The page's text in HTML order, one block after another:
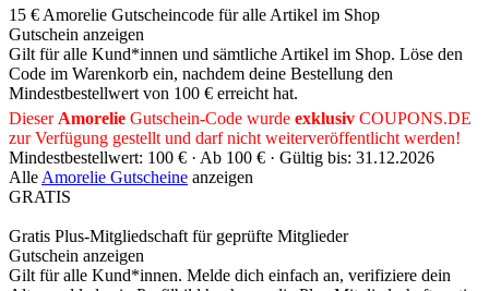
15 € Amorelie Gutscheincode für alle Artikel im Shop
Gutschein anzeigen
Gilt für alle Kund*innen und sämtliche Artikel im Shop. Löse den
Code im Warenkorb ein, nachdem deine Bestellung den
Mindestbestellwert von 100 € erreicht hat.
DieserAmorelie Gutschein-Code wurde exklusiv COUPONS.DE
zur Verfügung gestellt und darf nicht weiterveröffentlicht werden!
Mindestbestellwert: 100 € · Ab 100 € · Gültig bis: 31.12.2026
AlleAmorelie Gutscheine anzeigen
GRATIS
Gratis Plus-Mitgliedschaft für geprüfte Mitglieder
Gutschein anzeigen
Gilt für alle Kund*innen. Melde dich einfach an, verifiziere dein